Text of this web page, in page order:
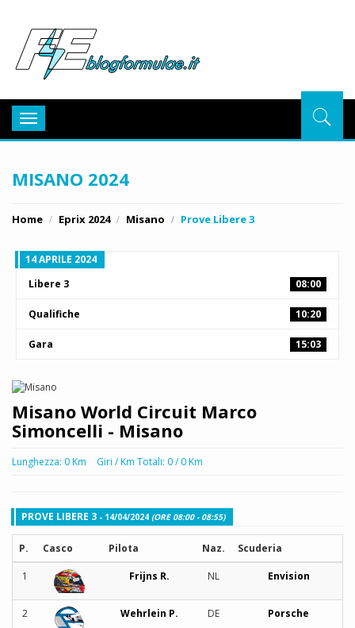
Toggle
navigation
MISANO 2024
Home Eprix 2024 Misano Prove Libere 3
14 APRILE 2024
Libere 3
08:00
Qualifiche 10:20
Gara 15:03
Misano World Circuit Marco
Simoncelli - Misano
Lunghezza: 0 Km Giri / Km Totali: 0 / 0 Km
PROVE LIBERE 3 - 14/04/2024 (ORE 08:00 - 08:55)
P. Casco Pilota Naz. Scuderia
1 Frijns R. NL Envision
2 Wehrlein P. DE Porsche